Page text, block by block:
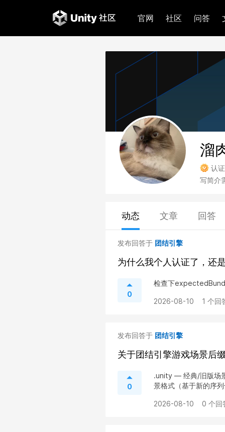
官网 社区 问答
溜
认
写简介
动态 文章 回答
发布回答于 团结引擎
为什么我个人认证了，还
0
检查下
2026-08-10 1 个回
发布回答于 团结引擎
关于团结引擎游戏场景后
0
.unity — 经典/旧版场
景格式（基于新的序
2026-08-10 0 个回